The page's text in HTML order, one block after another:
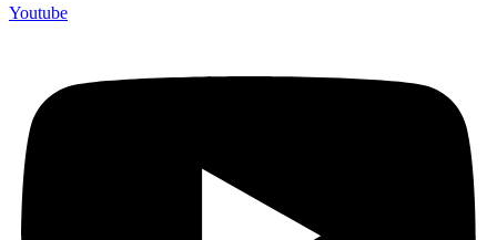
Youtube